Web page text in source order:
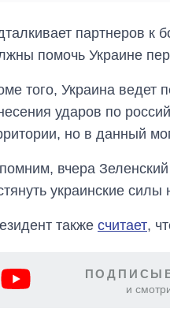
партнеров к
помочь Украине
того, Украина ведет
ударов по
но в данный
вчера
украинские силы
также считает,
и